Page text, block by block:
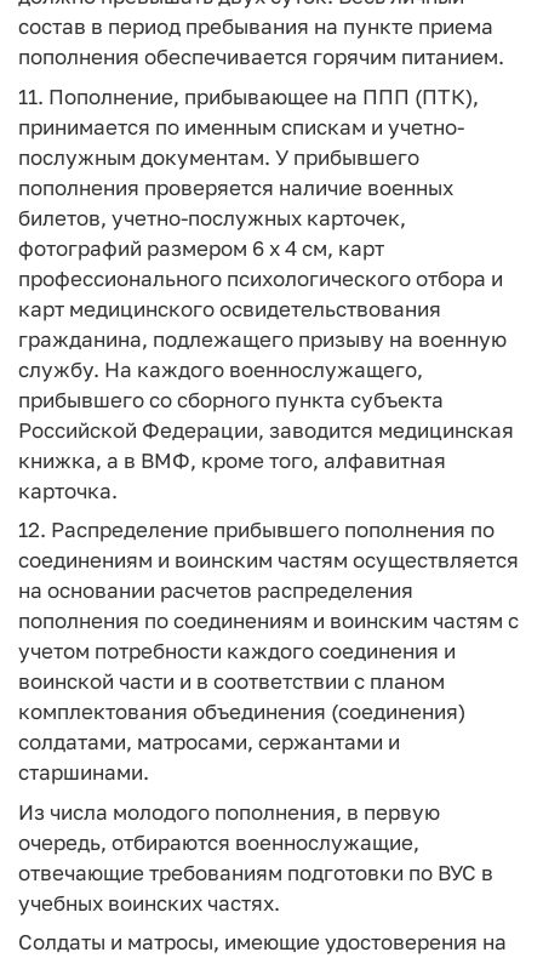
состав в период пребывания на пункте приема
пополнения обеспечивается горячим питанием.
11. Пополнение, прибывающее на ППП (ПТК),
принимается по именным спискам и учетно-
послужным документам. У прибывшего
пополнения проверяется наличие военных
билетов, учетно-послужных карточек,
фотографий размером 6 х 4 см, карт
профессионального психологического отбора и
карт медицинского освидетельствования
гражданина, подлежащего призыву на военную
службу. На каждого военнослужащего,
прибывшего со сборного пункта субъекта
Российской Федерации, заводится медицинская
книжка, а в ВМФ, кроме того, алфавитная
карточка.
12. Распределение прибывшего пополнения по
соединениям и воинским частям осуществляется
на основании расчетов распределения
пополнения по соединениям и воинским частям с
учетом потребности каждого соединения и
воинской части и в соответствии с планом
комплектования объединения (соединения)
солдатами, матросами, сержантами и
старшинами.
Из числа молодого пополнения, в первую
очередь, отбираются военнослужащие,
отвечающие требованиям подготовки по ВУС в
учебных воинских частях.
Солдаты и матросы, имеющие удостоверения на